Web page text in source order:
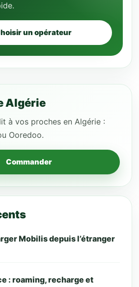
un opérateur
Algérie
à vos proches en Algérie :
Ooredoo.
Commander
Mobilis depuis l’étranger
: roaming, recharge et